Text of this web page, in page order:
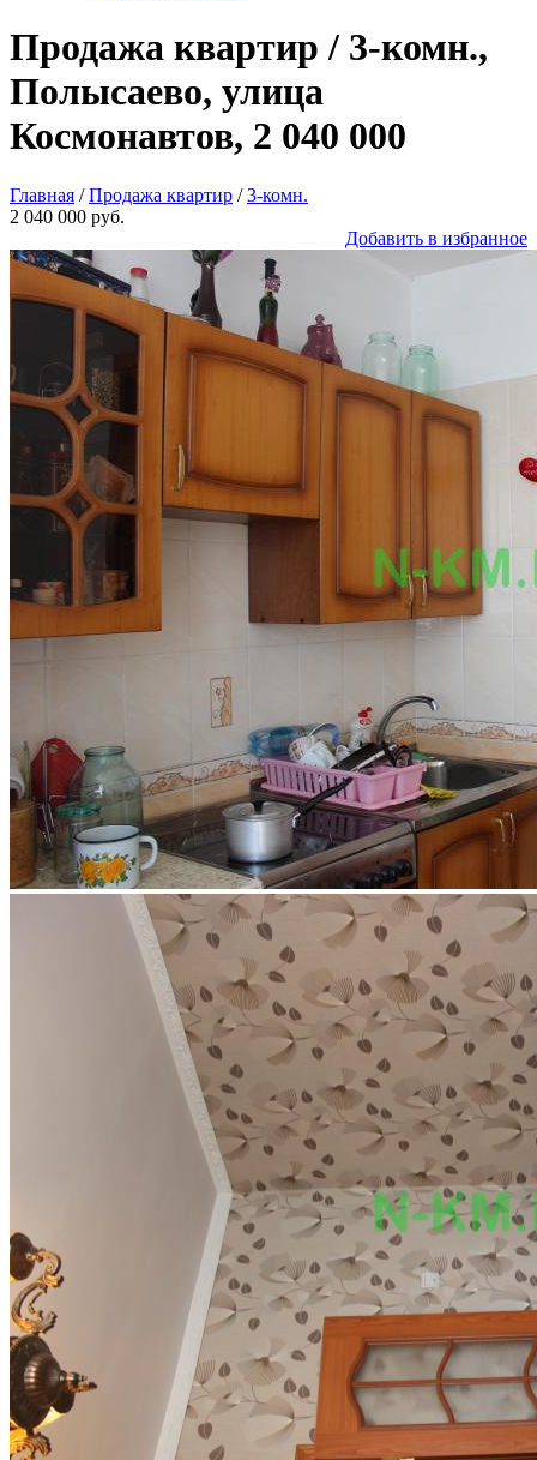
Продажа квартир / 3-комн.,
Полысаево, улица
Космонавтов, 2 040 000
Главная /Продажа квартир /3-комн.
2 040 000 руб.
Добавить в избранное